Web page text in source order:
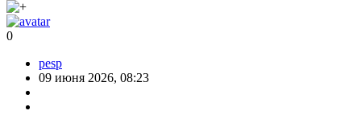
0
pesp
09 июня 2026, 08:23